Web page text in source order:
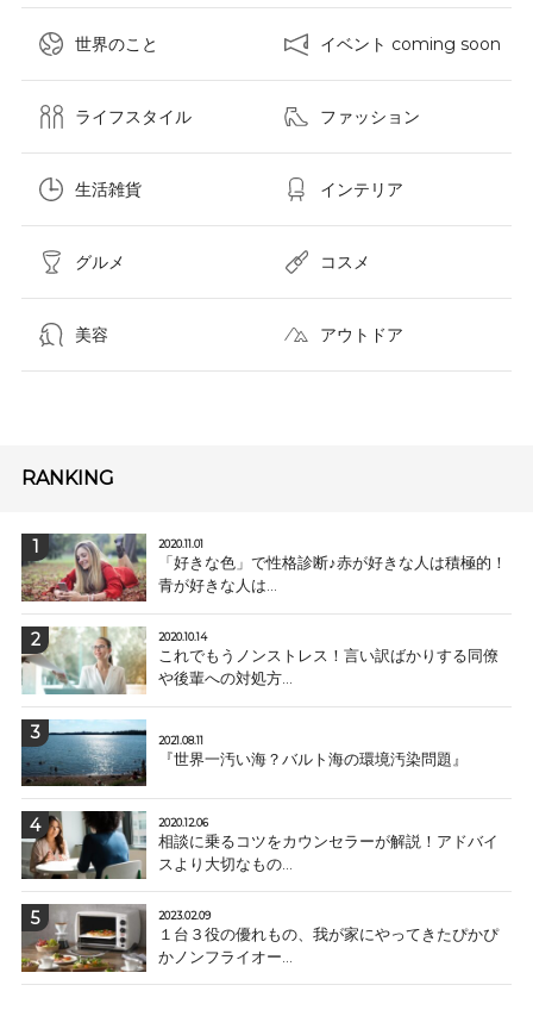
世界のこと イベント coming soon
ライフスタイル ファッション
生活雑貨 インテリア
グルメ コスメ​
美容 アウトドア
RANKING
2020.11.01
「好きな色」で性格診断♪赤が好きな人は積極的！
青が好きな人は...
2020.10.14
これでもうノンストレス！言い訳ばかりする同僚
や後輩への対処方...
2021.08.11
『世界一汚い海？バルト海の環境汚染問題』
2020.12.06
相談に乗るコツをカウンセラーが解説！アドバイ
スより大切なもの...
2023.02.09
１台３役の優れもの、我が家にやってきたぴかぴ
かノンフライオー...